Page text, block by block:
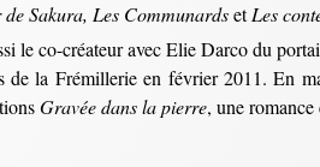
Sakura, Les CommunardsetLes
le co-créateur avec Elie Darco du
de la Frémillerie en février 2011. En
Gravée dans la pierre, une